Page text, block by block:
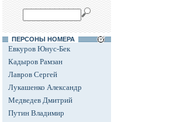
ПЕРСОНЫ НОМЕРА
Евкуров Юнус-Бек
Кадыров Рамзан
Лавров Сергей
Лукашенко Александр
Медведев Дмитрий
Путин Владимир